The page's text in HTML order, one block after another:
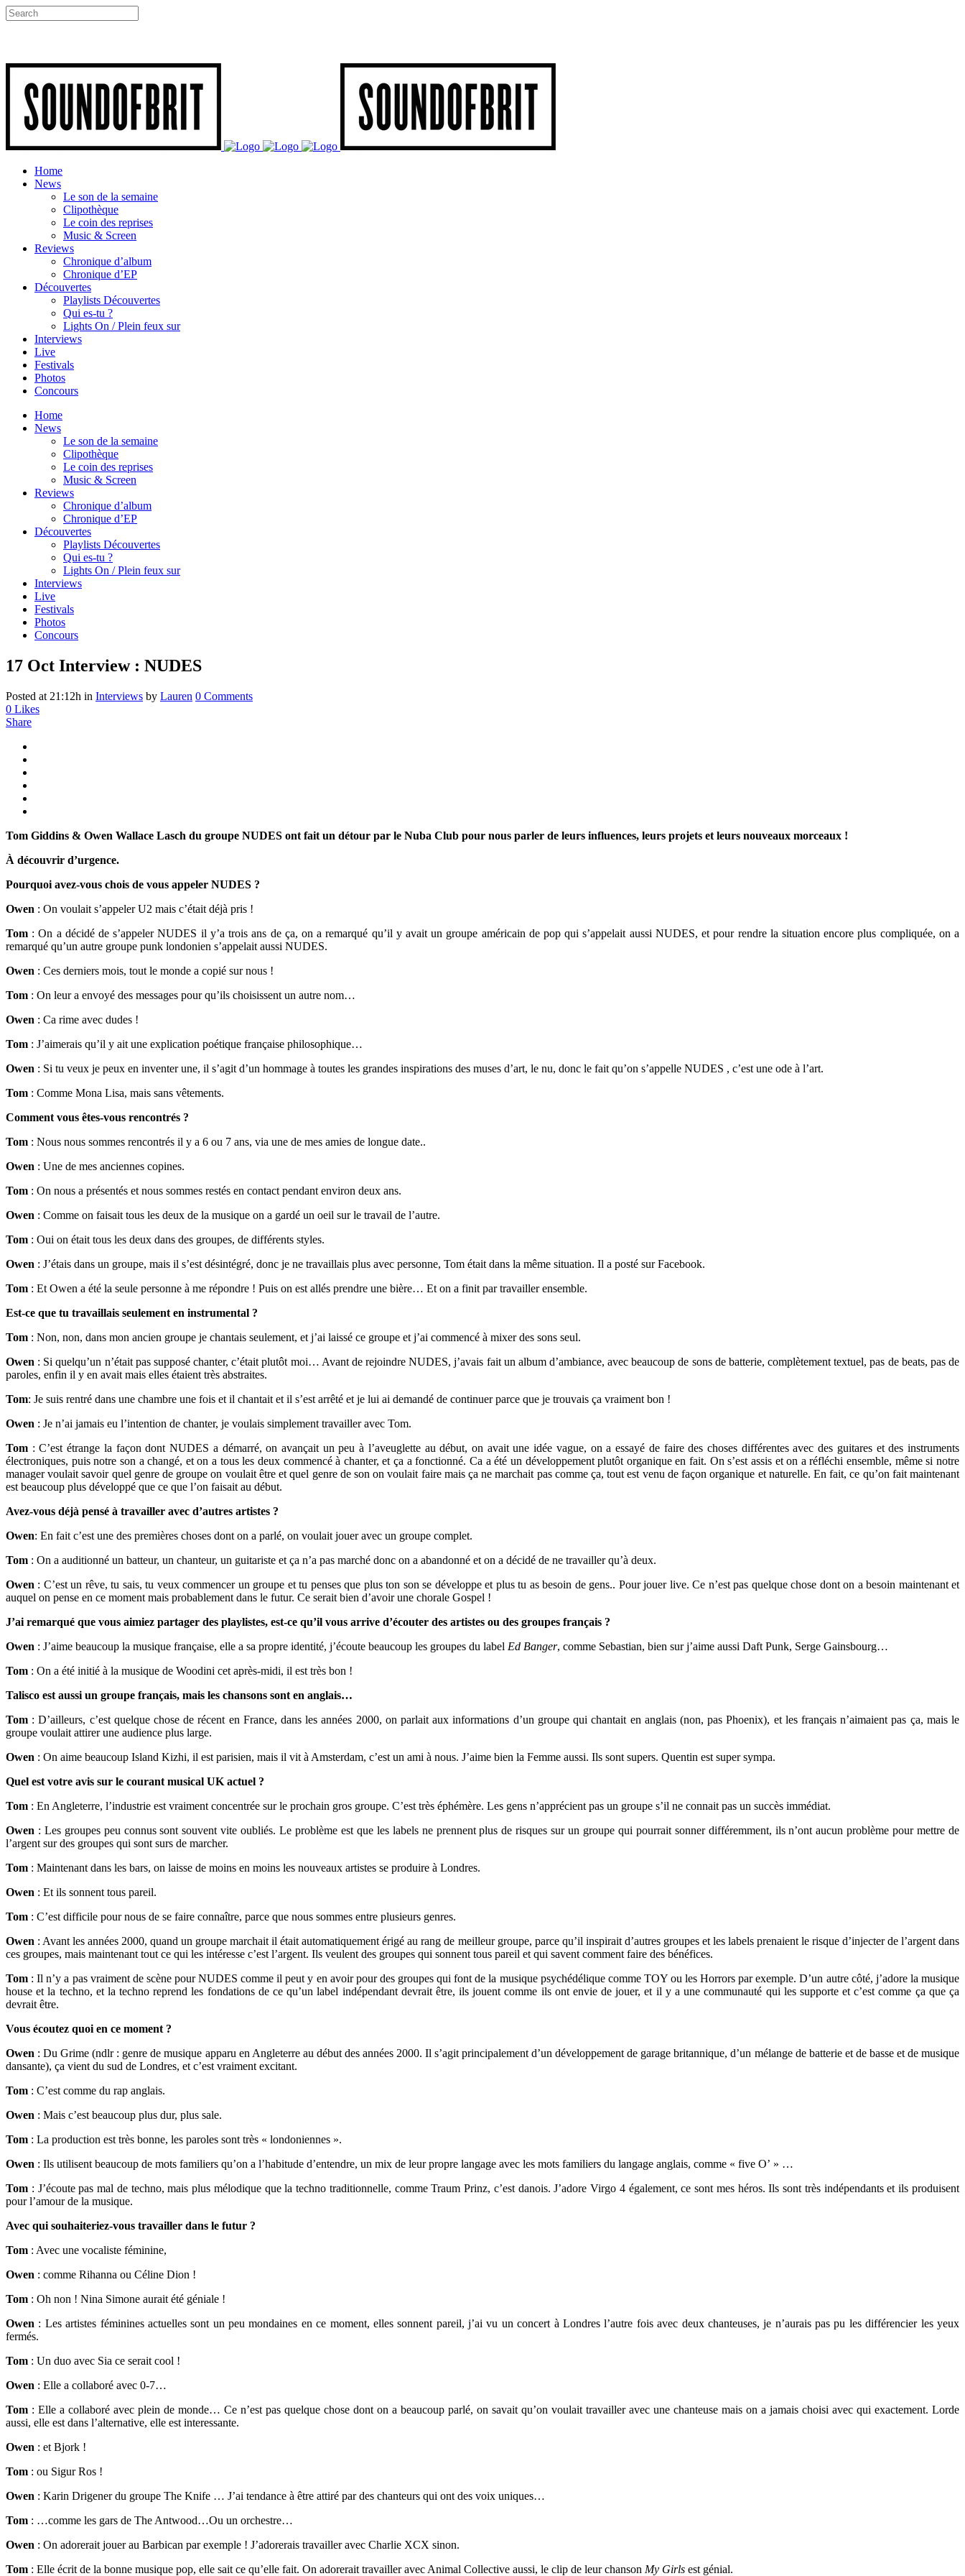
Home
News
Le son de la semaine
Clipothèque
Le coin des reprises
Music & Screen
Reviews
Chronique d’album
Chronique d’EP
Découvertes
Playlists Découvertes
Qui es-tu ?
Lights On / Plein feux sur
Interviews
Live
Festivals
Photos
Concours
Home
News
Le son de la semaine
Clipothèque
Le coin des reprises
Music & Screen
Reviews
Chronique d’album
Chronique d’EP
Découvertes
Playlists Découvertes
Qui es-tu ?
Lights On / Plein feux sur
Interviews
Live
Festivals
Photos
Concours
17 Oct Interview : NUDES
Posted at 21:12h in Interviews by Lauren 0 Comments
0 Likes
Share
Tom Giddins & Owen Wallace Lasch du groupe NUDES ont fait un détour par le Nuba Club pour nous parler de leurs influences, leurs projets et leurs nouveaux morceaux !
À découvrir d’urgence.
Pourquoi avez-vous chois de vous appeler NUDES ?
Owen : On voulait s’appeler U2 mais c’était déjà pris !
Tom : On a décidé de s’appeler NUDES il y’a trois ans de ça, on a remarqué qu’il y avait un groupe américain de pop qui s’appelait aussi NUDES, et pour rendre la situation encore plus compliquée, on a
remarqué qu’un autre groupe punk londonien s’appelait aussi NUDES.
Owen : Ces derniers mois, tout le monde a copié sur nous !
Tom : On leur a envoyé des messages pour qu’ils choisissent un autre nom…
Owen : Ca rime avec dudes !
Tom : J’aimerais qu’il y ait une explication poétique française philosophique…
Owen : Si tu veux je peux en inventer une, il s’agit d’un hommage à toutes les grandes inspirations des muses d’art, le nu, donc le fait qu’on s’appelle NUDES , c’est une ode à l’art.
Tom : Comme Mona Lisa, mais sans vêtements.
Comment vous êtes-vous rencontrés ?
Tom : Nous nous sommes rencontrés il y a 6 ou 7 ans, via une de mes amies de longue date..
Owen : Une de mes anciennes copines.
Tom : On nous a présentés et nous sommes restés en contact pendant environ deux ans.
Owen : Comme on faisait tous les deux de la musique on a gardé un oeil sur le travail de l’autre.
Tom : Oui on était tous les deux dans des groupes, de différents styles.
Owen : J’étais dans un groupe, mais il s’est désintégré, donc je ne travaillais plus avec personne, Tom était dans la même situation. Il a posté sur Facebook.
Tom : Et Owen a été la seule personne à me répondre ! Puis on est allés prendre une bière… Et on a finit par travailler ensemble.
Est-ce que tu travaillais seulement en instrumental ?
Tom : Non, non, dans mon ancien groupe je chantais seulement, et j’ai laissé ce groupe et j’ai commencé à mixer des sons seul.
Owen : Si quelqu’un n’était pas supposé chanter, c’était plutôt moi… Avant de rejoindre NUDES, j’avais fait un album d’ambiance, avec beaucoup de sons de batterie, complètement textuel, pas de beats, pas de
paroles, enfin il y en avait mais elles étaient très abstraites.
Tom: Je suis rentré dans une chambre une fois et il chantait et il s’est arrêté et je lui ai demandé de continuer parce que je trouvais ça vraiment bon !
Owen : Je n’ai jamais eu l’intention de chanter, je voulais simplement travailler avec Tom.
Tom : C’est étrange la façon dont NUDES a démarré, on avançait un peu à l’aveuglette au début, on avait une idée vague, on a essayé de faire des choses différentes avec des guitares et des instruments
électroniques, puis notre son a changé, et on a tous les deux commencé à chanter, et ça a fonctionné. Ca a été un développement plutôt organique en fait. On s’est assis et on a réfléchi ensemble, même si notre
manager voulait savoir quel genre de groupe on voulait être et quel genre de son on voulait faire mais ça ne marchait pas comme ça, tout est venu de façon organique et naturelle. En fait, ce qu’on fait maintenant
est beaucoup plus développé que ce que l’on faisait au début.
Avez-vous déjà pensé à travailler avec d’autres artistes ?
Owen: En fait c’est une des premières choses dont on a parlé, on voulait jouer avec un groupe complet.
Tom : On a auditionné un batteur, un chanteur, un guitariste et ça n’a pas marché donc on a abandonné et on a décidé de ne travailler qu’à deux.
Owen : C’est un rêve, tu sais, tu veux commencer un groupe et tu penses que plus ton son se développe et plus tu as besoin de gens.. Pour jouer live. Ce n’est pas quelque chose dont on a besoin maintenant et
auquel on pense en ce moment mais probablement dans le futur. Ce serait bien d’avoir une chorale Gospel !
J’ai remarqué que vous aimiez partager des playlistes, est-ce qu’il vous arrive d’écouter des artistes ou des groupes français ?
Owen : J’aime beaucoup la musique française, elle a sa propre identité, j’écoute beaucoup les groupes du label Ed Banger, comme Sebastian, bien sur j’aime aussi Daft Punk, Serge Gainsbourg…
Tom : On a été initié à la musique de Woodini cet après-midi, il est très bon !
Talisco est aussi un groupe français, mais les chansons sont en anglais…
Tom : D’ailleurs, c’est quelque chose de récent en France, dans les années 2000, on parlait aux informations d’un groupe qui chantait en anglais (non, pas Phoenix), et les français n’aimaient pas ça, mais le
groupe voulait attirer une audience plus large.
Owen : On aime beaucoup Island Kizhi, il est parisien, mais il vit à Amsterdam, c’est un ami à nous. J’aime bien la Femme aussi. Ils sont supers. Quentin est super sympa.
Quel est votre avis sur le courant musical UK actuel ?
Tom : En Angleterre, l’industrie est vraiment concentrée sur le prochain gros groupe. C’est très éphémère. Les gens n’apprécient pas un groupe s’il ne connait pas un succès immédiat.
Owen : Les groupes peu connus sont souvent vite oubliés. Le problème est que les labels ne prennent plus de risques sur un groupe qui pourrait sonner différemment, ils n’ont aucun problème pour mettre de
l’argent sur des groupes qui sont surs de marcher.
Tom : Maintenant dans les bars, on laisse de moins en moins les nouveaux artistes se produire à Londres.
Owen : Et ils sonnent tous pareil.
Tom : C’est difficile pour nous de se faire connaître, parce que nous sommes entre plusieurs genres.
Owen : Avant les années 2000, quand un groupe marchait il était automatiquement érigé au rang de meilleur groupe, parce qu’il inspirait d’autres groupes et les labels prenaient le risque d’injecter de l’argent dans
ces groupes, mais maintenant tout ce qui les intéresse c’est l’argent. Ils veulent des groupes qui sonnent tous pareil et qui savent comment faire des bénéfices.
Tom : Il n’y a pas vraiment de scène pour NUDES comme il peut y en avoir pour des groupes qui font de la musique psychédélique comme TOY ou les Horrors par exemple. D’un autre côté, j’adore la musique
house et la techno, et la techno reprend les fondations de ce qu’un label indépendant devrait être, ils jouent comme ils ont envie de jouer, et il y a une communauté qui les supporte et c’est comme ça que ça
devrait être.
Vous écoutez quoi en ce moment ?
Owen : Du Grime (ndlr : genre de musique apparu en Angleterre au début des années 2000. Il s’agit principalement d’un développement de garage britannique, d’un mélange de batterie et de basse et de musique
dansante), ça vient du sud de Londres, et c’est vraiment excitant.
Tom : C’est comme du rap anglais.
Owen : Mais c’est beaucoup plus dur, plus sale.
Tom : La production est très bonne, les paroles sont très « londoniennes ».
Owen : Ils utilisent beaucoup de mots familiers qu’on a l’habitude d’entendre, un mix de leur propre langage avec les mots familiers du langage anglais, comme « five O’ » …
Tom : J’écoute pas mal de techno, mais plus mélodique que la techno traditionnelle, comme Traum Prinz, c’est danois. J’adore Virgo 4 également, ce sont mes héros. Ils sont très indépendants et ils produisent
pour l’amour de la musique.
Avec qui souhaiteriez-vous travailler dans le futur ?
Tom : Avec une vocaliste féminine,
Owen : comme Rihanna ou Céline Dion !
Tom : Oh non ! Nina Simone aurait été géniale !
Owen : Les artistes féminines actuelles sont un peu mondaines en ce moment, elles sonnent pareil, j’ai vu un concert à Londres l’autre fois avec deux chanteuses, je n’aurais pas pu les différencier les yeux
fermés.
Tom : Un duo avec Sia ce serait cool !
Owen : Elle a collaboré avec 0-7…
Tom : Elle a collaboré avec plein de monde… Ce n’est pas quelque chose dont on a beaucoup parlé, on savait qu’on voulait travailler avec une chanteuse mais on a jamais choisi avec qui exactement. Lorde
aussi, elle est dans l’alternative, elle est interessante.
Owen : et Bjork !
Tom : ou Sigur Ros !
Owen : Karin Drigener du groupe The Knife … J’ai tendance à être attiré par des chanteurs qui ont des voix uniques…
Tom : …comme les gars de The Antwood…Ou un orchestre…
Owen : On adorerait jouer au Barbican par exemple ! J’adorerais travailler avec Charlie XCX sinon.
Tom : Elle écrit de la bonne musique pop, elle sait ce qu’elle fait. On adorerait travailler avec Animal Collective aussi, le clip de leur chanson My Girls est génial.